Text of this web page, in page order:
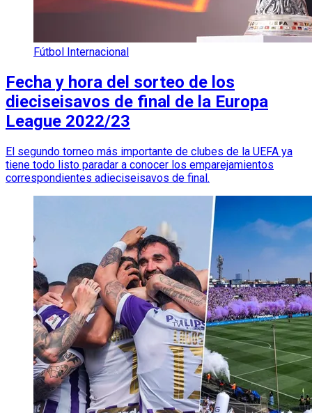
Fútbol Internacional
Fecha y hora del sorteo de los
dieciseisavos de final de la Europa
League 2022/23
El segundo torneo más importante de clubes de la UEFA ya
tiene todo listo paradar a conocer los emparejamientos
correspondientes adieciseisavos de final.